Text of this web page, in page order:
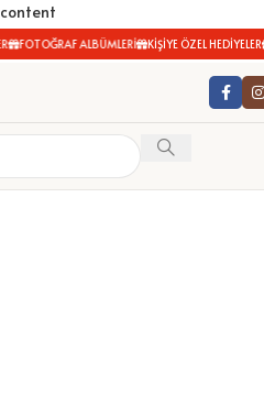
FOTOĞRAF ALBÜMLERİ KİŞİYE ÖZEL HEDİYELER